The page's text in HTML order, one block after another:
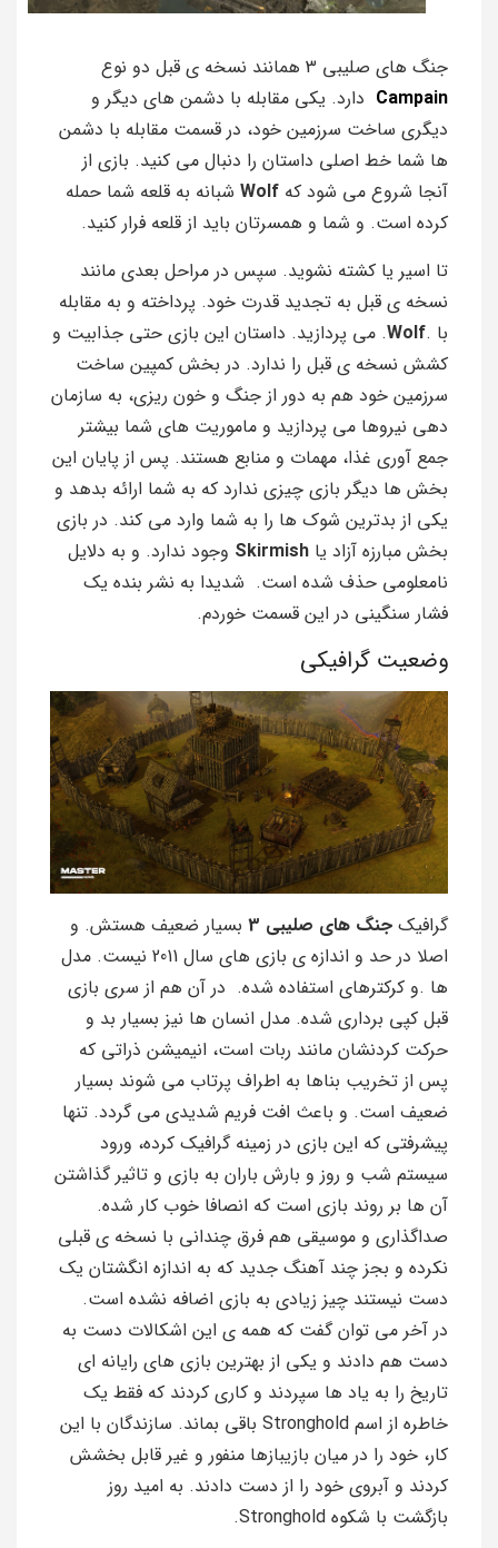
جنگ های صلیبی 3 همانند نسخه ی قبل دو نوع
Campain دارد. یکی مقابله با دشمن های دیگر و
دیگری ساخت سرزمین خود، در قسمت مقابله با دشمن
ها شما خط اصلی داستان را دنبال می کنید. بازی از
آنجا شروع می شود که Wolf شبانه به قلعه شما حمله
کرده است. و شما و همسرتان باید از قلعه فرار کنید.
تا اسیر یا کشته نشوید. سپس در مراحل بعدی مانند
نسخه ی قبل به تجدید قدرت خود. پرداخته و به مقابله
با .Wolf. می پردازید. داستان این بازی حتی جذابیت و
کشش نسخه ی قبل را ندارد. در بخش کمپین ساخت
سرزمین خود هم به دور از جنگ و خون ریزی، به سازمان
دهی نیروها می پردازید و ماموریت های شما بیشتر
جمع آوری غذا، مهمات و منابع هستند. پس از پایان این
بخش ها دیگر بازی چیزی ندارد که به شما ارائه بدهد و
یکی از بدترین شوک ها را به شما وارد می کند. در بازی
بخش مبارزه آزاد یا Skirmish وجود ندارد. و به دلایل
نامعلومی حذف شده است. شدیدا به نشر بنده یک
فشار سنگینی در این قسمت خوردم.
وضعیت گرافیکی
گرافیک جنگ های صلیبی 3
بسیار ضعیف هستش. و
اصلا در حد و اندازه ی بازی های سال 2011 نیست. مدل
ها .و کرکترهای استفاده شده. در آن هم از سری بازی
قبل کپی برداری شده. مدل انسان ها نیز بسیار بد و
حرکت کردنشان مانند ربات است، انیمیشن ذراتی که
پس از تخریب بناها به اطراف پرتاب می شوند بسیار
ضعیف است. و باعث افت فریم شدیدی می گردد. تنها
پیشرفتی که این بازی در زمینه گرافیک کرده، ورود
سیستم شب و روز و بارش باران به بازی و تاثیر گذاشتن
آن ها بر روند بازی است که انصافا خوب کار شده.
صداگذاری و موسیقی هم فرق چندانی با نسخه ی قبلی
نکرده و بجز چند آهنگ جدید که به اندازه انگشتان یک
دست نیستند چیز زیادی به بازی اضافه نشده است.
در آخر می توان گفت که همه ی این اشکالات دست به
دست هم دادند و یکی از بهترین بازی های رایانه ای
تاریخ را به یاد ها سپردند و کاری کردند که فقط یک
خاطره از اسم Stronghold باقی بماند. سازندگان با این
کار، خود را در میان بازیبازها منفور و غیر قابل بخشش
کردند و آبروی خود را از دست دادند. به امید روز
بازگشت با شکوه Stronghold.